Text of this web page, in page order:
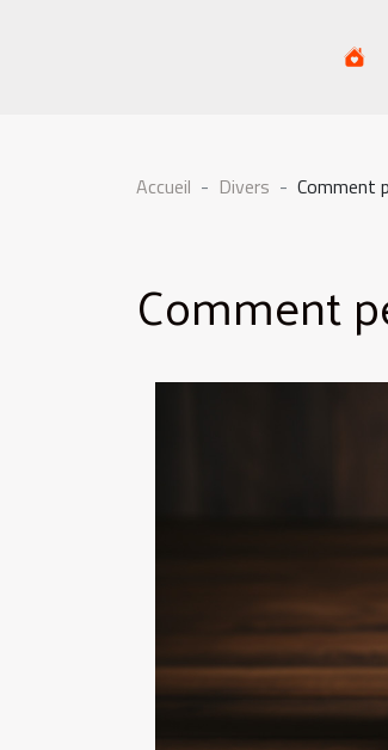
Accueil Divers Comment
Comment